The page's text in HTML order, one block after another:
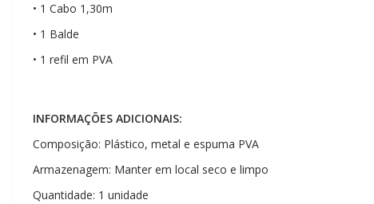
• 1 Cabo 1,30m
• 1 Balde
• 1 refil em PVA
INFORMAÇÕES ADICIONAIS:
Composição: Plástico, metal e espuma PVA
Armazenagem: Manter em local seco e limpo
Quantidade: 1 unidade